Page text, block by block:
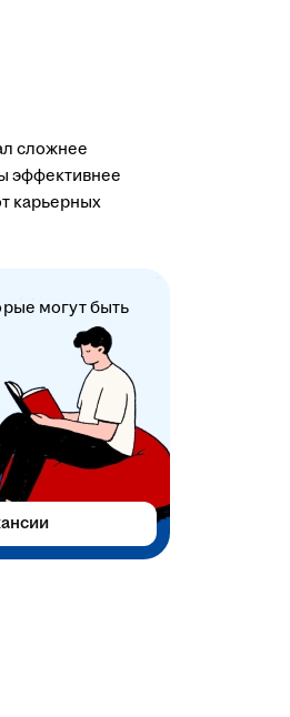
сложнее
эффективнее
карьерных
могут быть